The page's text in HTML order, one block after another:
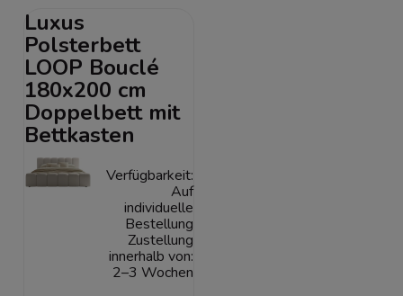
Luxus
Polsterbett
LOOP Bouclé
180x200 cm
Doppelbett mit
Bettkasten
Verfügbarkeit:
Auf
individuelle
Bestellung
Zustellung
innerhalb von:
2–3 Wochen